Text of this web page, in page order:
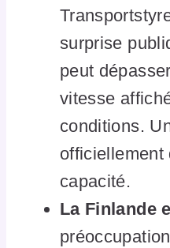
surprise
peut
vitesse
conditions.
officiellement
capacité.
La Finlande